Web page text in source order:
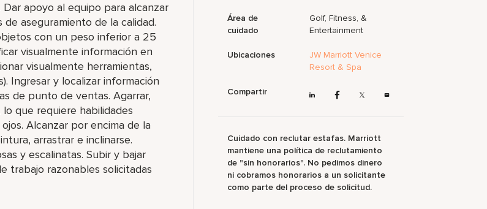
apoyo al equipo para alcanzar
aseguramiento de la calidad.
con un peso inferior a 25
visualmente información en
visualmente herramientas,
Ingresar y localizar información
de punto de ventas. Agarrar,
que requiere habilidades
Alcanzar por encima de la
arrastrar e inclinarse.
y escalinatas. Subir y bajar
trabajo razonables solicitadas
Área de
cuidado
Golf, Fitness, &
Entertainment
Ubicaciones
JW Marriott Venice
Resort & Spa
Compartir
Cuidado con reclutar estafas. Marriott
mantiene una política de reclutamiento
de "sin honorarios". No pedimos dinero
ni cobramos honorarios a un solicitante
como parte del proceso de solicitud.